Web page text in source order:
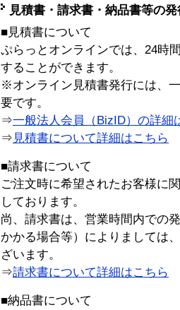
見積書・請求書・納品書等の
■見積書について
ぷらっとオンラインでは、24時
することができます。
※オンライン見積書発行には、
要です。
⇒一般法人会員（BizID）の詳細
⇒ 見積書について詳細はこちら
■請求書について
ご注文時に希望されたお客様に
しております。
尚、請求書は、営業時間内での
かかる場合等）によりましては
ざいます。
⇒請求書について詳細はこちら
■納品書について